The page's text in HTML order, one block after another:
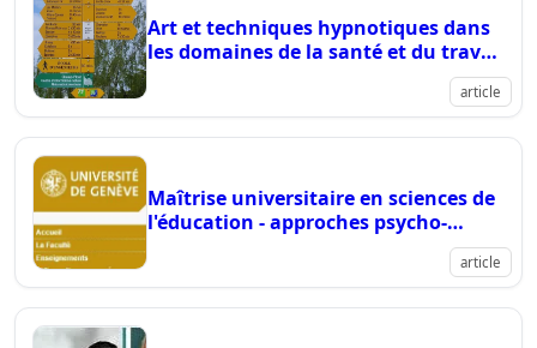
Art et techniques hypnotiques dans
les domaines de la santé et du travail
article
Maîtrise universitaire en sciences de
l'éducation - approches psycho-
article